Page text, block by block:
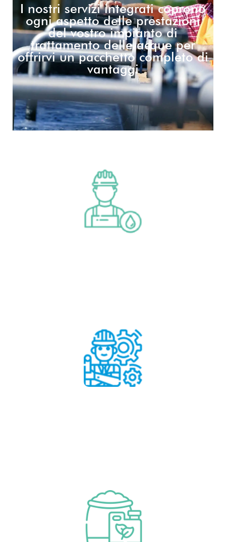
I nostri servizi integrati coprono
ogni aspetto delle prestazioni
del vostro impianto di
trattamento delle acque per
offrirvi un pacchetto completo di
vantaggi
Operazioni e manutenzione
Per saperne di più
Riabilitazione e riabilitazione
Modifica
Per saperne di più
Materiali di consumo e; Pezzi
di ricambio